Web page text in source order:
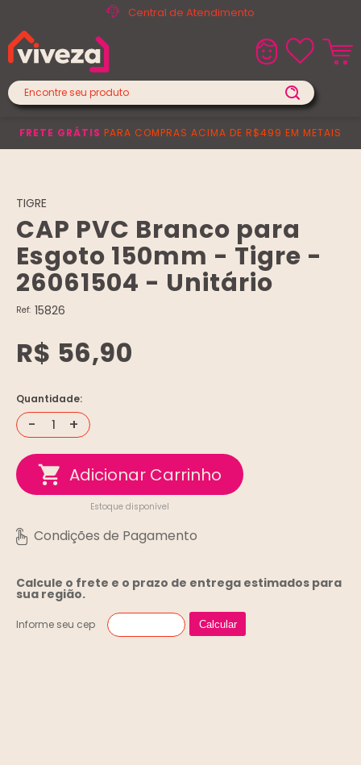
Central de Atendimento
FRETE GRÁTIS PARA COMPRAS ACIMA DE R$499 EM METAIS
TIGRE
CAP PVC Branco para
Esgoto 150mm - Tigre -
26061504 - Unitário
Ref: 15826
R$ 56,90
Quantidade:
- +
Estoque disponível
Calcule o frete e o prazo de entrega estimados para
sua região.
Informe seu cep Calcular